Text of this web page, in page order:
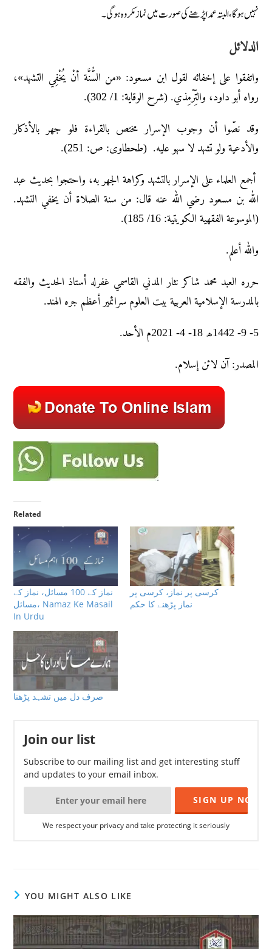
نہیں ہوگا، البتہ عمدا پڑھنے کی صورت میں نماز مکروہ ہوگی۔
الدلائل
واتفقوا على إخفائه لقول ابن مسعود: «من السُّنَّة أنْ يُخْفِي التشهد»،
رواه أبو داود، والتِّرْمِذي. (شرح الوقاية: 1/ 302).
وقد نصّوا أن وجوب الإسرار مختص بالقراءۃ فلو جهر بالأذکار
والأدعیة ولو تشهد لا سهو علیه. (طحطاوی: ص: 251).
أجمع العلماء على الإسرار بالتشهد وكراهة الجهر به، واحتجوا بحديث عبد
الله بن مسعود رضي الله عنه قال: من سنة الصلاة أن يخفي التشهد.
(الموسوعة الفقهية الكويتية: 16/ 185).
والله أعلم.
حرره العبد محمد شاکر نثار المدني القاسمي غفرله أستاذ الحديث والفقه
بالمدرسة الإسلامية العربية بيت العلوم سرائمير أعظم جره الهند.
5- 9- 1442ھ 18- 4- 2021م الأحد.
المصدر: آن لائن إسلام.
Related
نماز کے 100 مسائل، نماز کے
مسائل، Namaz Ke Masail
In Urdu
کرسی پر نماز، کرسی پر
نماز پڑھنے کا حکم
صرف دل میں تشہد پڑھنا
Join our list
Subscribe to our mailing list and get interesting stuff
and updates to your email inbox.
We respect your privacy and take protecting it seriously
YOU MIGHT ALSO LIKE